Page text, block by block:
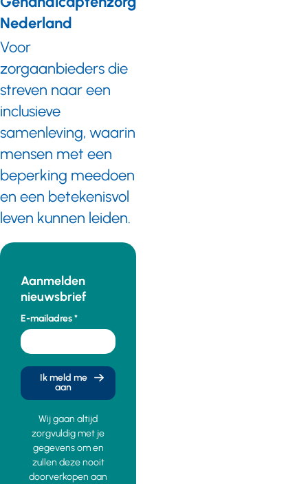
toepassing
zijn op het
proces
binnen de
gehandicaptenzorg.
Nederland
Voor
zorgaanbieders die
streven naar een
inclusieve
samenleving, waarin
mensen met een
beperking meedoen
en een betekenisvol
leven kunnen leiden.
Aanmelden
nieuwsbrief
E-mailadres
Ik meld me
aan
Wij gaan altijd
zorgvuldig met je
gegevens om en
zullen deze nooit
doorverkopen aan